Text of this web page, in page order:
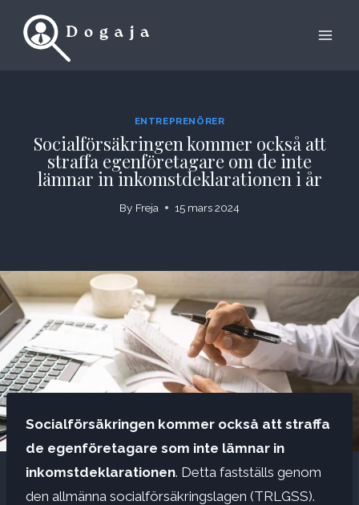
ENTREPRENÖRER
Socialförsäkringen kommer också att
straffa egenföretagare om de inte
lämnar in inkomstdeklarationen i år
By Freja 15 mars 2024
Socialförsäkringen kommer också att straffa
de egenföretagare som inte lämnar in
inkomstdeklarationen. Detta fastställs genom
den allmänna socialförsäkringslagen (TRLGSS).